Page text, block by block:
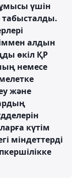
үшін
табысталды.
алдын
өкіл ҚР
немесе
және
күтім
мiндеттердi